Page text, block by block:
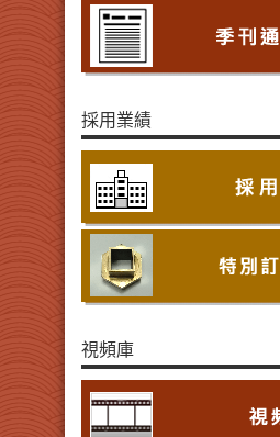
採用業績
視頻庫